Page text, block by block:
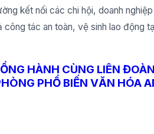
kết nối các chi hội, doanh
công tác an toàn, vệ sinh lao động
HÀNH CÙNG LIÊN
PHỔ BIẾN VĂN HÓA